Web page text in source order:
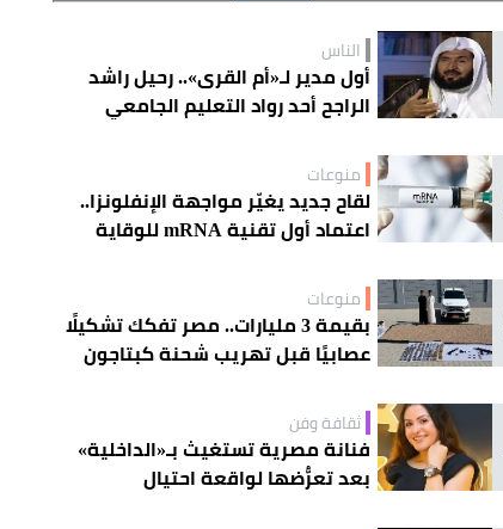
الناس
أول مدير لـ«أم القرى».. رحيل راشد
الراجح أحد رواد التعليم الجامعي
منوعات
لقاح جديد يغيّر مواجهة الإنفلونزا..
اعتماد أول تقنية mRNA للوقاية
منوعات
بقيمة 3 مليارات.. مصر تفكك تشكيلًا
عصابيًا قبل تهريب شحنة كبتاجون
ثقافة وفن
فنانة مصرية تستغيث بـ«الداخلية»
بعد تعرُّضها لواقعة احتيال